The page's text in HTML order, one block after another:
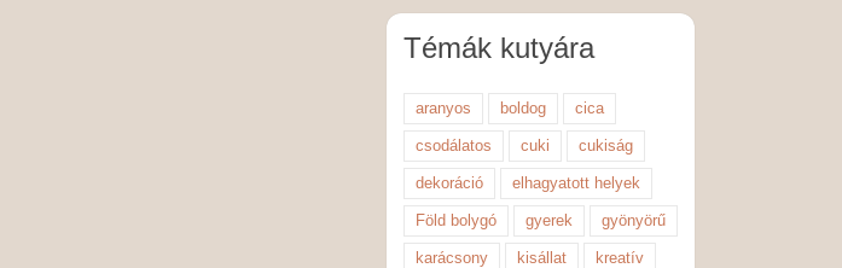
Témák kutyára
aranyos boldog cica
csodálatos cuki cukiság
dekoráció elhagyatott helyek
Föld bolygó gyerek gyönyörű
karácsony kisállat kreatív